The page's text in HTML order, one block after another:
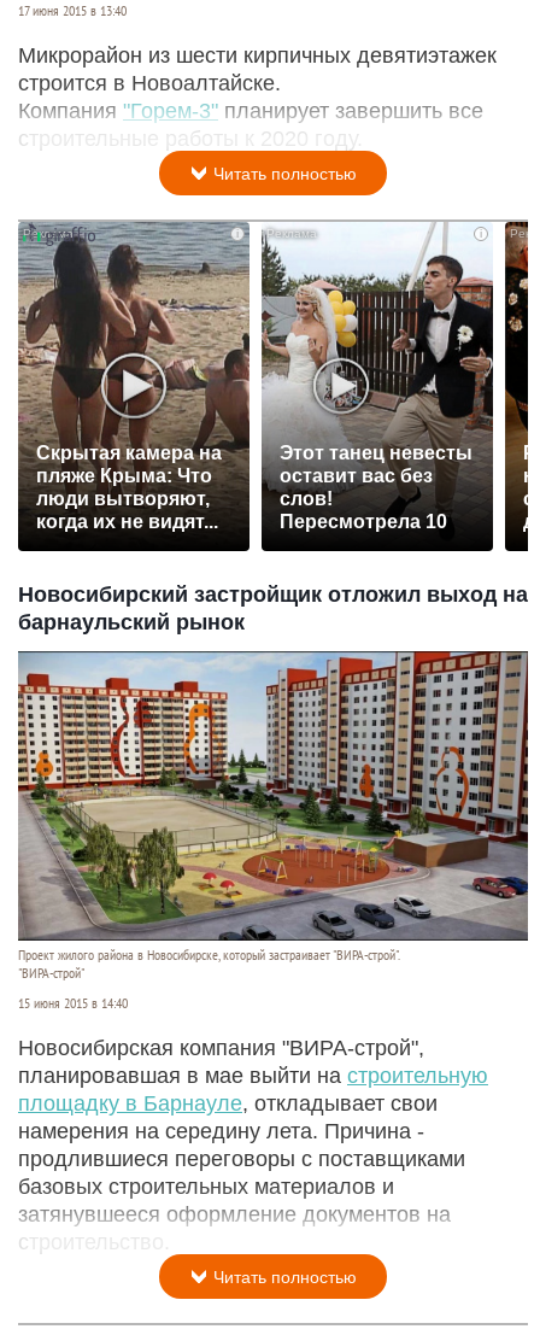
17 июня 2015 в 13:40
Микрорайон из шести кирпичных девятиэтажек
строится в Новоалтайске.
Компания "Горем-3" планирует завершить все
строительные работы к 2020 году.
Читать полностью
i
Скрытая камера на
пляже Крыма: Что
люди вытворяют,
когда их не видят...
i
Этот танец невесты
оставит вас без
слов!
Пересмотрела 10
Новосибирский застройщик отложил выход на
барнаульский рынок
Проект жилого района в Новосибирске, который застраивает "ВИРА-строй".
"ВИРА-строй"
15 июня 2015 в 14:40
Новосибирская компания "ВИРА-строй",
планировавшая в мае выйти на строительную
площадку в Барнауле, откладывает свои
намерения на середину лета. Причина -
продлившиеся переговоры с поставщиками
базовых строительных материалов и
затянувшееся оформление документов на
строительство.
Читать полностью